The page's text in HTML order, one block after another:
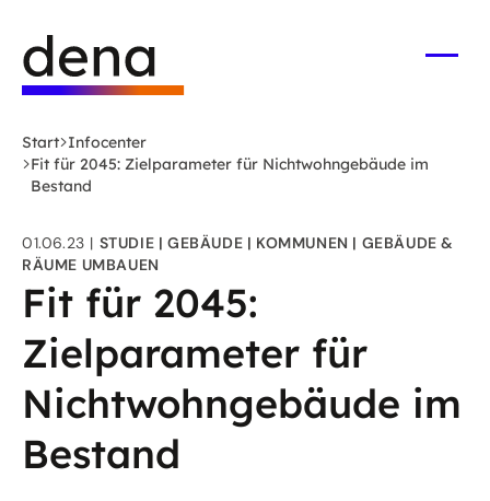
Hauptinhalt
springen
Deutsche
Energie-
Agentur
-
zur
Start Infocenter
Fit für 2045: Zielparameter für Nichtwohngebäude im
Bestand
01.06.23 STUDIE GEBÄUDE KOMMUNEN
GEBÄUDE &
RÄUME UMBAUEN
Fit für 2045:
Zielparameter für
Nichtwohngebäude im
Bestand